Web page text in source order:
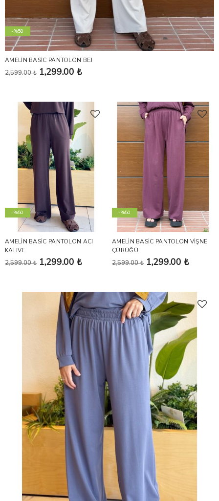
-%50
AMELİN BASİC PANTOLON BEJ
2,599.00 ₺ 1,299.00 ₺
-%50
AMELİN BASİC PANTOLON ACI
KAHVE
2,599.00 ₺ 1,299.00 ₺
-%50
AMELİN BASİC PANTOLON VİŞNE
ÇÜRÜĞÜ
2,599.00 ₺ 1,299.00 ₺